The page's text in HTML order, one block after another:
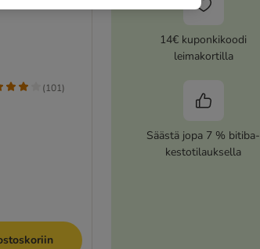
(101)
14€ kuponkikoodi
leimakortilla
Säästä jopa 7 % bitiba-
kestotilauksella